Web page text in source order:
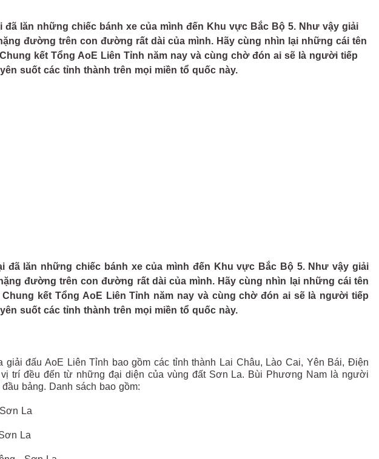
đã lăn những chiếc bánh xe của mình đến Khu vực Bắc Bộ 5. Như vậy giải
đường trên con đường rất dài của mình. Hãy cùng nhìn lại những cái tên
kết Tổng AoE Liên Tỉnh năm nay và cùng chờ đón ai sẽ là người tiếp
suốt các tỉnh thành trên mọi miền tổ quốc này.
đã lăn những chiếc bánh xe của mình đến Khu vực Bắc Bộ 5. Như vậy giải
đường trên con đường rất dài của mình. Hãy cùng nhìn lại những cái tên
kết Tổng AoE Liên Tỉnh năm nay và cùng chờ đón ai sẽ là người tiếp
suốt các tỉnh thành trên mọi miền tổ quốc này.
giải đấu AoE Liên Tỉnh bao gồm các tỉnh thành Lai Châu, Lào Cai, Yên Bái, Điện
trí đều đến từ những đại diện của vùng đất Sơn La. Bùi Phương Nam là người
bảng. Danh sách bao gồm:
La
La